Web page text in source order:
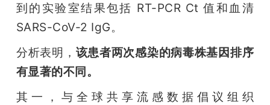
到的实验室结果包括 RT-PCR Ct 值和血清
SARS-CoV-2 IgG。
分析表明， 该患者两次感染的病毒株基因排序
有显著的不同。
其一，与全球共享流感数据倡议组织